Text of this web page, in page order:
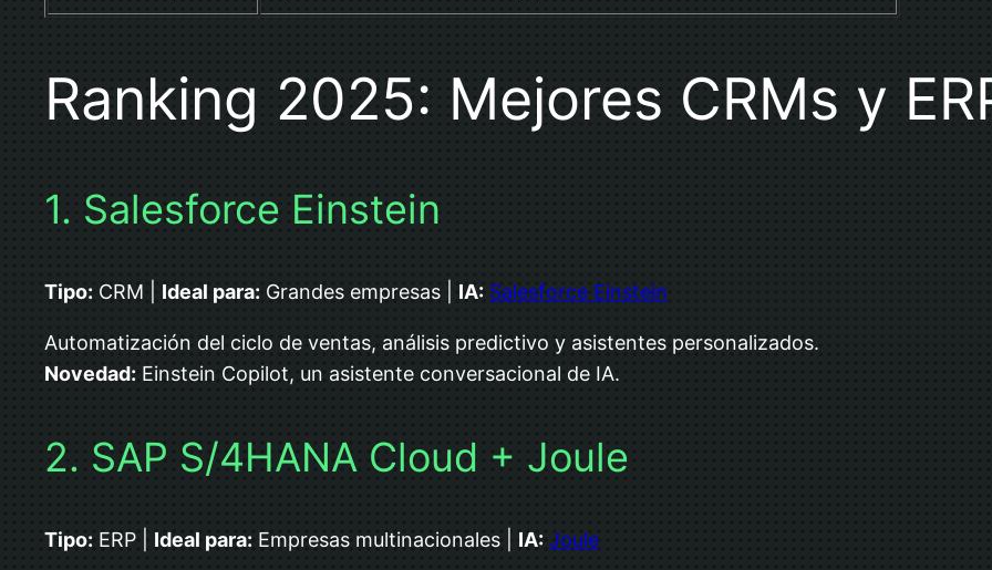
Ranking 2025: Mejores CRMs y
1. Salesforce Einstein
Tipo: CRM | Ideal para: Grandes empresas | IA: Salesforce Einstein
Automatización del ciclo de ventas, análisis predictivo y asistentes personalizados.
Novedad: Einstein Copilot, un asistente conversacional de IA.
2. SAP S/4HANA Cloud + Joule
Tipo: ERP | Ideal para: Empresas multinacionales | IA: Joule